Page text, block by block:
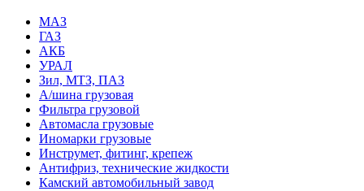
МАЗ
ГАЗ
АКБ
УРАЛ
Зил, МТЗ, ПАЗ
А/шина грузовая
Фильтра грузовой
Автомасла грузовые
Иномарки грузовые
Инструмет, фитинг, крепеж
Антифриз, технические жидкости
Камский автомобильный завод